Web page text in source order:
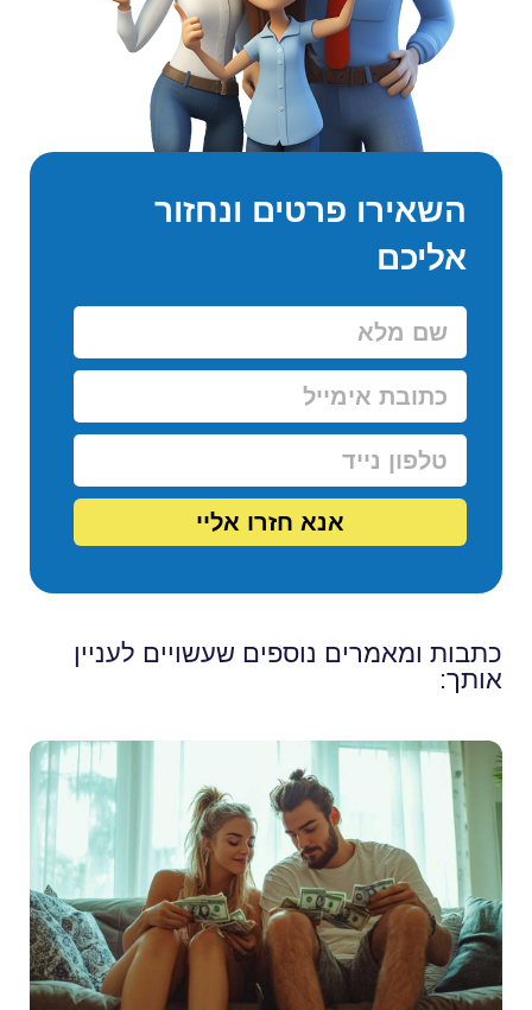
השאירו פרטים ונחזור
אליכם
אנא חזרו אליי
כתבות ומאמרים נוספים שעשויים לעניין
אותך: